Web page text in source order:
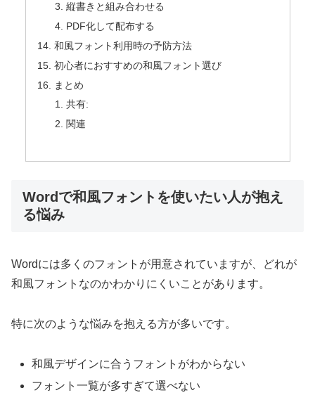
縦書きと組み合わせる
PDF化して配布する
和風フォント利用時の予防方法
初心者におすすめの和風フォント選び
まとめ
共有:
関連
Wordで和風フォントを使いたい人が抱え
る悩み
Wordには多くのフォントが用意されていますが、どれが
和風フォントなのかわかりにくいことがあります。
特に次のような悩みを抱える方が多いです。
和風デザインに合うフォントがわからない
フォント一覧が多すぎて選べない